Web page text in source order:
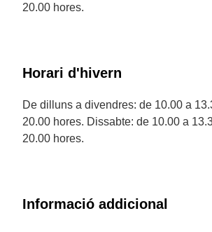
20.00 hores.
Horari d'hivern
De dilluns a divendres: de 10.00 a
20.00 hores. Dissabte: de 10.00 a
20.00 hores.
Informació addicional